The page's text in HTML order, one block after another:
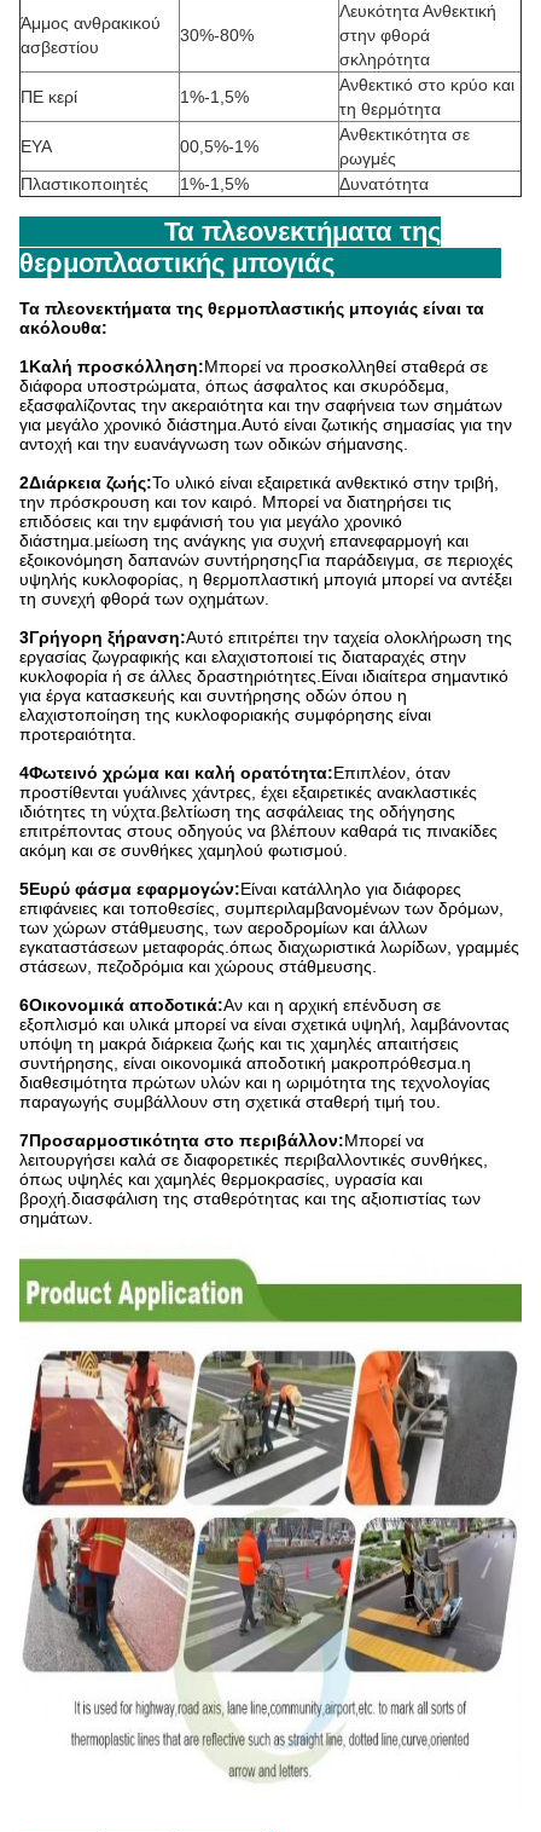
Άμμος ανθρακικού
ασβεστίου
30%-80%
Λευκότητα Ανθεκτική
στην φθορά
σκληρότητα
ΠΕ κερί
1%-1,5%
Ανθεκτικό στο κρύο και
τη θερμότητα
ΕΥΑ
00,5%-1%
Ανθεκτικότητα σε
ρωγμές
Πλαστικοποιητές
1%-1,5% Δυνατότητα
Τα πλεονεκτήματα της
θερμοπλαστικής μπογιάς
Τα πλεονεκτήματα της θερμοπλαστικής μπογιάς είναι τα
ακόλουθα:
1Καλή προσκόλληση:Μπορεί να προσκολληθεί σταθερά σε
διάφορα υποστρώματα, όπως άσφαλτος και σκυρόδεμα,
εξασφαλίζοντας την ακεραιότητα και την σαφήνεια των σημάτων
για μεγάλο χρονικό διάστημα.Αυτό είναι ζωτικής σημασίας για την
αντοχή και την ευανάγνωση των οδικών σήμανσης.
2Διάρκεια ζωής:Το υλικό είναι εξαιρετικά ανθεκτικό στην τριβή,
την πρόσκρουση και τον καιρό. Μπορεί να διατηρήσει τις
επιδόσεις και την εμφάνισή του για μεγάλο χρονικό
διάστημα.μείωση της ανάγκης για συχνή επανεφαρμογή και
εξοικονόμηση δαπανών συντήρησηςΓια παράδειγμα, σε περιοχές
υψηλής κυκλοφορίας, η θερμοπλαστική μπογιά μπορεί να αντέξει
τη συνεχή φθορά των οχημάτων.
3Γρήγορη ξήρανση:Αυτό επιτρέπει την ταχεία ολοκλήρωση της
εργασίας ζωγραφικής και ελαχιστοποιεί τις διαταραχές στην
κυκλοφορία ή σε άλλες δραστηριότητες.Είναι ιδιαίτερα σημαντικό
για έργα κατασκευής και συντήρησης οδών όπου η
ελαχιστοποίηση της κυκλοφοριακής συμφόρησης είναι
προτεραιότητα.
4Φωτεινό χρώμα και καλή ορατότητα:Επιπλέον, όταν
προστίθενται γυάλινες χάντρες, έχει εξαιρετικές ανακλαστικές
ιδιότητες τη νύχτα.βελτίωση της ασφάλειας της οδήγησης
επιτρέποντας στους οδηγούς να βλέπουν καθαρά τις πινακίδες
ακόμη και σε συνθήκες χαμηλού φωτισμού.
5Ευρύ φάσμα εφαρμογών:Είναι κατάλληλο για διάφορες
επιφάνειες και τοποθεσίες, συμπεριλαμβανομένων των δρόμων,
των χώρων στάθμευσης, των αεροδρομίων και άλλων
εγκαταστάσεων μεταφοράς.όπως διαχωριστικά λωρίδων, γραμμές
στάσεων, πεζοδρόμια και χώρους στάθμευσης.
6Οικονομικά αποδοτικά:Αν και η αρχική επένδυση σε
εξοπλισμό και υλικά μπορεί να είναι σχετικά υψηλή, λαμβάνοντας
υπόψη τη μακρά διάρκεια ζωής και τις χαμηλές απαιτήσεις
συντήρησης, είναι οικονομικά αποδοτική μακροπρόθεσμα.η
διαθεσιμότητα πρώτων υλών και η ωριμότητα της τεχνολογίας
παραγωγής συμβάλλουν στη σχετικά σταθερή τιμή του.
7Προσαρμοστικότητα στο περιβάλλον:Μπορεί να
λειτουργήσει καλά σε διαφορετικές περιβαλλοντικές συνθήκες,
όπως υψηλές και χαμηλές θερμοκρασίες, υγρασία και
βροχή.διασφάλιση της σταθερότητας και της αξιοπιστίας των
σημάτων.